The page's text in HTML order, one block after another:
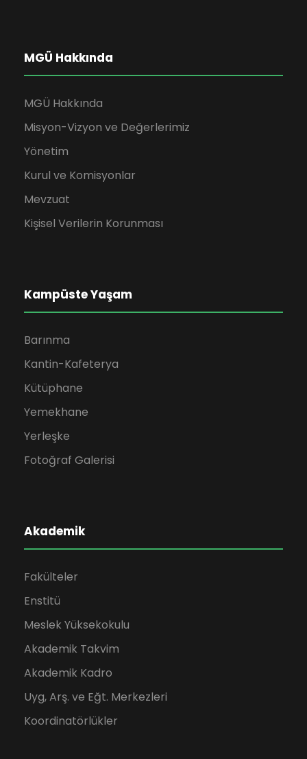
MGÜ Hakkında
MGÜ Hakkında
Misyon-Vizyon ve Değerlerimiz
Yönetim
Kurul ve Komisyonlar
Mevzuat
Kişisel Verilerin Korunması
Kampüste Yaşam
Barınma
Kantin-Kafeterya
Kütüphane
Yemekhane
Yerleşke
Fotoğraf Galerisi
Akademik
Fakülteler
Enstitü
Meslek Yüksekokulu
Akademik Takvim
Akademik Kadro
Uyg, Arş. ve Eğt. Merkezleri
Koordinatörlükler